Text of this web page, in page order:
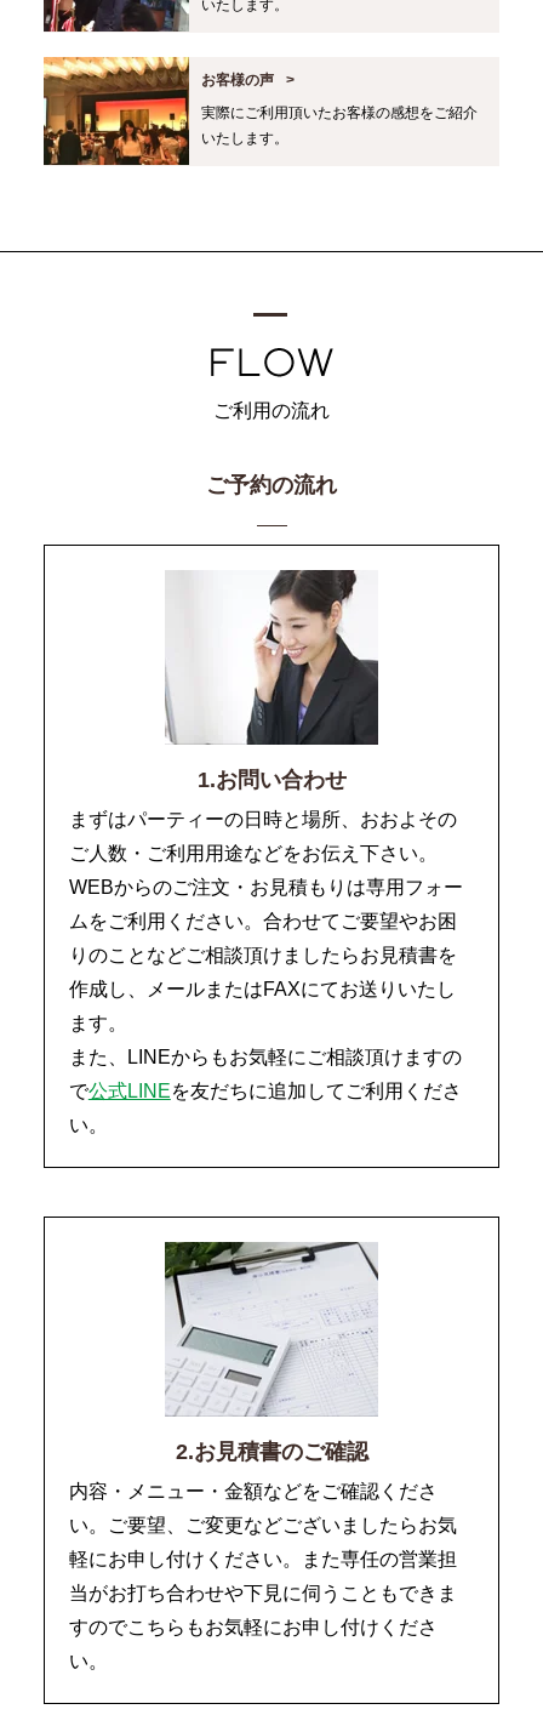
いたします。
お客様の声
実際にご利用頂いたお客様の感想をご紹介
いたします。
ご利用の流れ
ご予約の流れ
1.お問い合わせ
まずはパーティーの日時と場所、おおよその
ご人数・ご利用用途などをお伝え下さい。
WEBからのご注文・お見積もりは専用フォー
ムをご利用ください。合わせてご要望やお困
りのことなどご相談頂けましたらお見積書を
作成し、メールまたはFAXにてお送りいたし
ます。
また、LINEからもお気軽にご相談頂けますの
で公式LINEを友だちに追加してご利用くださ
い。
2.お見積書のご確認
内容・メニュー・金額などをご確認くださ
い。ご要望、ご変更などございましたらお気
軽にお申し付けください。また専任の営業担
当がお打ち合わせや下見に伺うこともできま
すのでこちらもお気軽にお申し付けくださ
い。